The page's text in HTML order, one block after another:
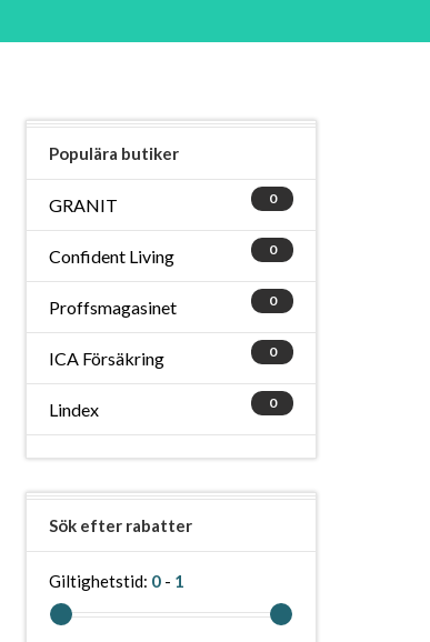
Populära butiker
0
GRANIT
0
Confident Living
0
Proffsmagasinet
0
ICA Försäkring
0
Lindex
Sök efter rabatter
Giltighetstid: 0- 1